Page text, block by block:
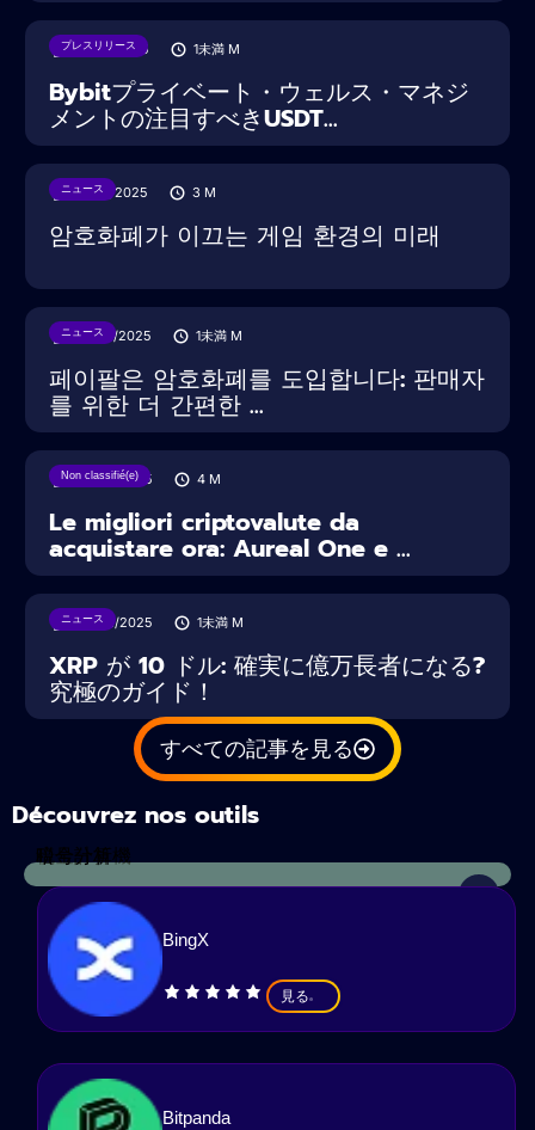
プレスリリース
18/08/2025 1未満 M
Bybitプライベート・ウェルス・マネジ
メントの注目すべきUSDT...
ニュース
15/08/2025 3 M
암호화폐가 이끄는 게임 환경의 미래
ニュース
30/07/2025 1未満 M
페이팔은 암호화폐를 도입합니다: 판매자
를 위한 더 간편한 ...
Non classifié(e)
20/03/2025 4 M
Le migliori criptovalute da
acquistare ora: Aureal One e ...
ニュース
22/02/2025 1未満 M
XRP が 10 ドル: 確実に億万長者になる?
究極のガイド！
すべての記事を見る
Découvrez nos outils
税金計算機
暗号分析
BingX
見る
Bitpanda